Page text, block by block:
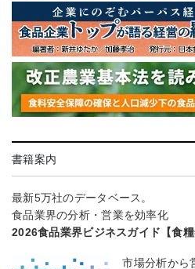
書籍案内
最新5万社のデータベース。
食品業界の分析・営業を効率化
2026食品業界ビジネスガイド【食糧
市場分析から